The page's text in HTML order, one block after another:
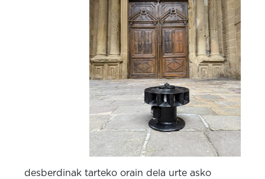
desberdinak tarteko orain dela urte asko